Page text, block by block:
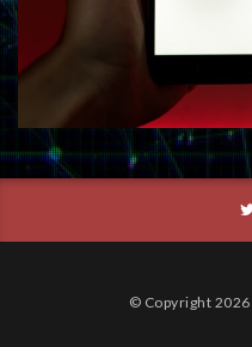
© Copyright 2026